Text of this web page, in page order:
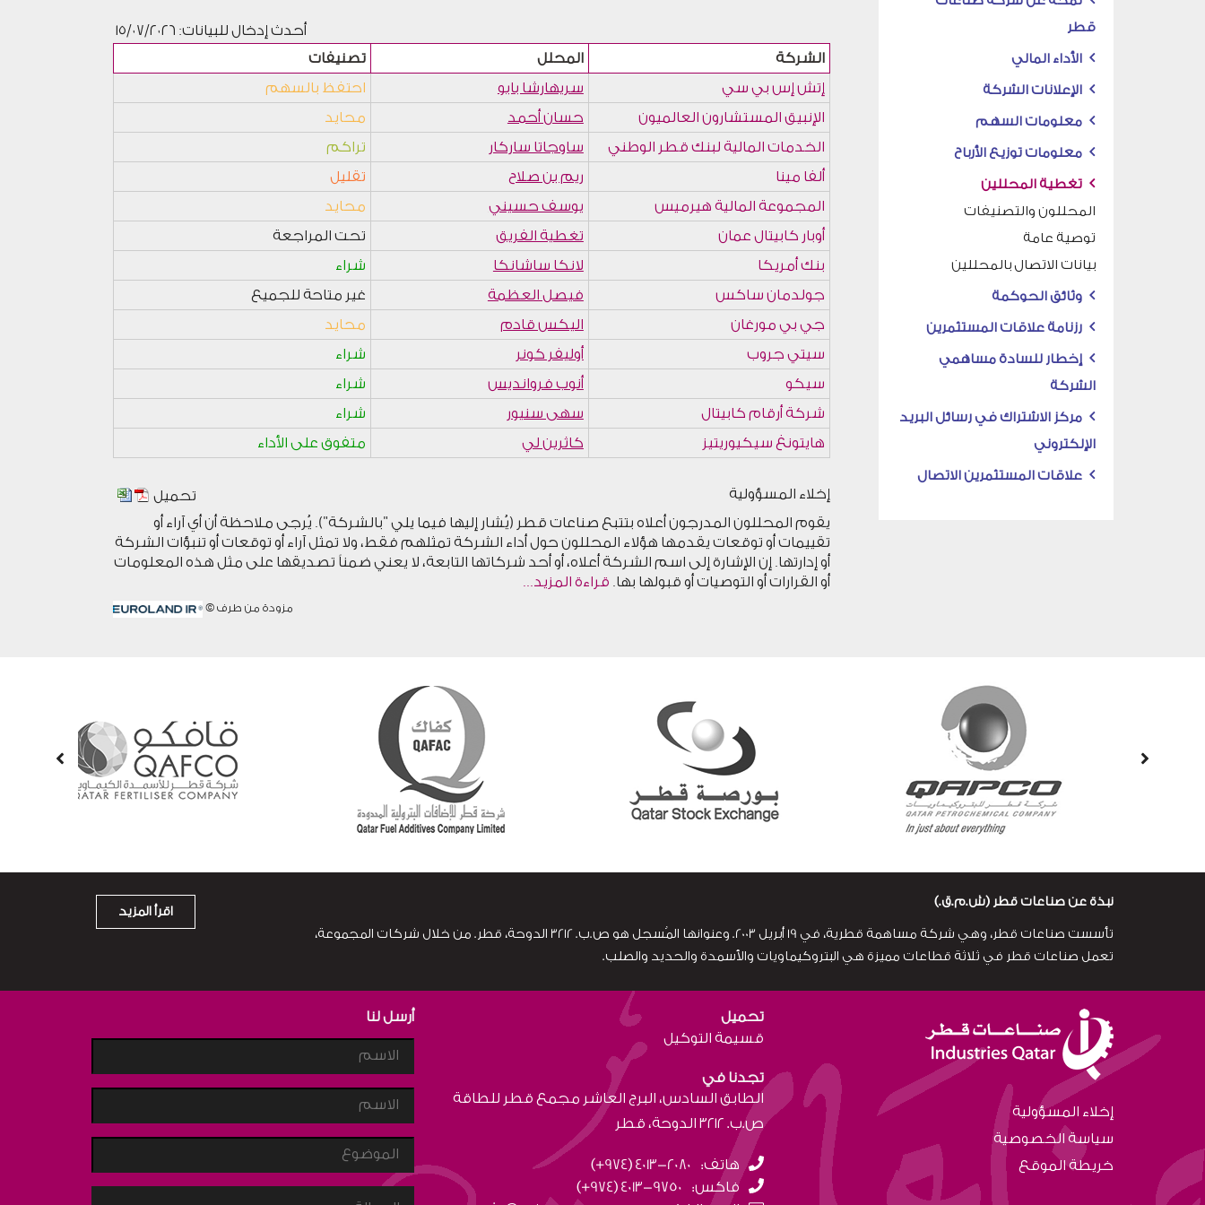
قطر
الأداء المالي
الإعلانات الشركة
معلومات السهم
معلومات توزيع الأرباح
تغطية المحللين
المحللون والتصنيفات
توصية عامة
بيانات الاتصال بالمحللين
وثائق الحوكمة
رزنامة علاقات المستثمرين
إخطار للسادة مساهمي
الشركة
مركز الاشتراك في رسائل البريد
الإلكتروني
علاقات المستثمرين الاتصال
نبذة عن صناعات قطر (ش.م.ق.)
تأسست صناعات قطر، وهي شركة مساهمة قطرية، في 19 أبريل 2003. وعنوانها المُسجل هو ص.ب. 3212 الدوحة، قطر. من خلال شركات المجموعة،
تعمل صناعات قطر في ثلاثة قطاعات مميزة هي البتروكيماويات والأسمدة والحديد والصلب.
اقرأ المزيد
إخلاء المسؤولية
سياسة الخصوصية
خريطة الموقع
تحميل
قسيمة التوكيل
تجدنا في
الطابق السادس، البرج العاشر مجمع قطر للطاقة
ص.ب. ٣٢١٢ الدوحة، قطر
هاتف: (+974) 4013-2080
فاكس: (+974) 4013-9750
أرسل لنا